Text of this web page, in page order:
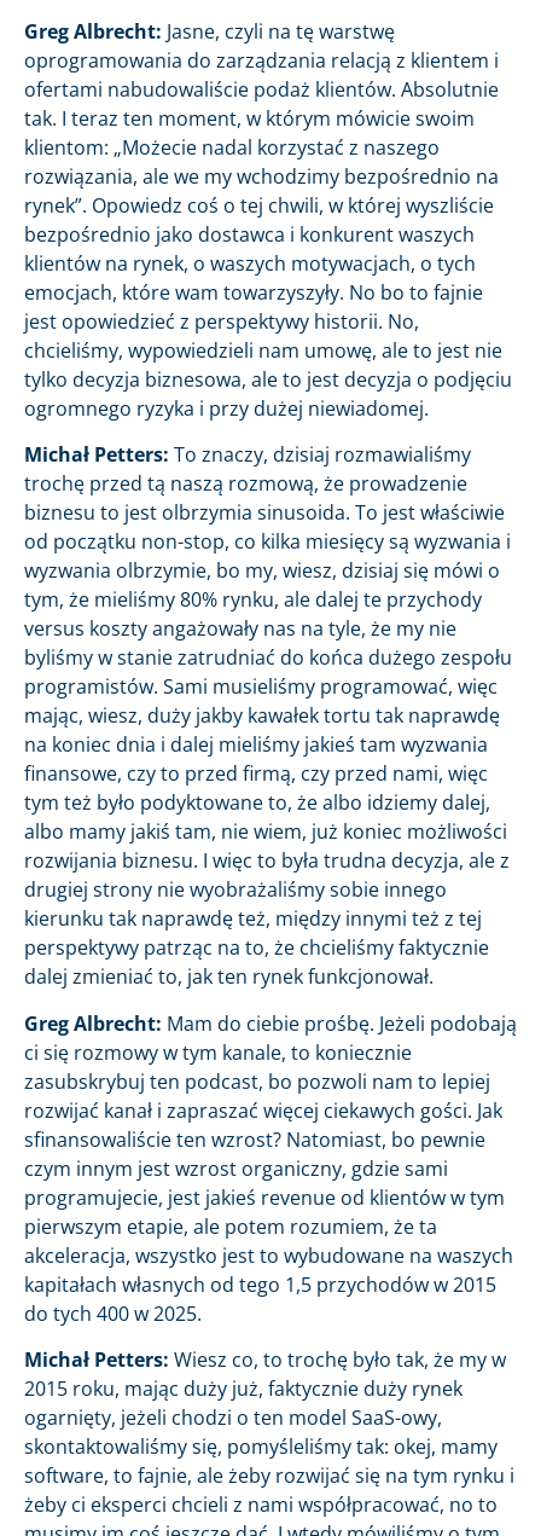
Greg Albrecht: Jasne, czyli na tę warstwę
oprogramowania do zarządzania relacją z klientem i
ofertami nabudowaliście podaż klientów. Absolutnie
tak. I teraz ten moment, w którym mówicie swoim
klientom: „Możecie nadal korzystać z naszego
rozwiązania, ale we my wchodzimy bezpośrednio na
rynek”. Opowiedz coś o tej chwili, w której wyszliście
bezpośrednio jako dostawca i konkurent waszych
klientów na rynek, o waszych motywacjach, o tych
emocjach, które wam towarzyszyły. No bo to fajnie
jest opowiedzieć z perspektywy historii. No,
chcieliśmy, wypowiedzieli nam umowę, ale to jest nie
tylko decyzja biznesowa, ale to jest decyzja o podjęciu
ogromnego ryzyka i przy dużej niewiadomej.
Michał Petters: To znaczy, dzisiaj rozmawialiśmy
trochę przed tą naszą rozmową, że prowadzenie
biznesu to jest olbrzymia sinusoida. To jest właściwie
od początku non-stop, co kilka miesięcy są wyzwania i
wyzwania olbrzymie, bo my, wiesz, dzisiaj się mówi o
tym, że mieliśmy 80% rynku, ale dalej te przychody
versus koszty angażowały nas na tyle, że my nie
byliśmy w stanie zatrudniać do końca dużego zespołu
programistów. Sami musieliśmy programować, więc
mając, wiesz, duży jakby kawałek tortu tak naprawdę
na koniec dnia i dalej mieliśmy jakieś tam wyzwania
finansowe, czy to przed firmą, czy przed nami, więc
tym też było podyktowane to, że albo idziemy dalej,
albo mamy jakiś tam, nie wiem, już koniec możliwości
rozwijania biznesu. I więc to była trudna decyzja, ale z
drugiej strony nie wyobrażaliśmy sobie innego
kierunku tak naprawdę też, między innymi też z tej
perspektywy patrząc na to, że chcieliśmy faktycznie
dalej zmieniać to, jak ten rynek funkcjonował.
Greg Albrecht: Mam do ciebie prośbę. Jeżeli podobają
ci się rozmowy w tym kanale, to koniecznie
zasubskrybuj ten podcast, bo pozwoli nam to lepiej
rozwijać kanał i zapraszać więcej ciekawych gości. Jak
sfinansowaliście ten wzrost? Natomiast, bo pewnie
czym innym jest wzrost organiczny, gdzie sami
programujecie, jest jakieś revenue od klientów w tym
pierwszym etapie, ale potem rozumiem, że ta
akceleracja, wszystko jest to wybudowane na waszych
kapitałach własnych od tego 1,5 przychodów w 2015
do tych 400 w 2025.
Michał Petters: Wiesz co, to trochę było tak, że my w
2015 roku, mając duży już, faktycznie duży rynek
ogarnięty, jeżeli chodzi o ten model SaaS-owy,
skontaktowaliśmy się, pomyśleliśmy tak: okej, mamy
software, to fajnie, ale żeby rozwijać się na tym rynku i
żeby ci eksperci chcieli z nami współpracować, no to